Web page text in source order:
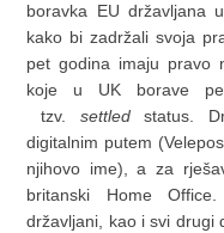
boravka EU državljana
kako bi zadržali svoja
pet godina imaju pravo
koje u UK borave
tzv. settledstatus.
digitalnim putem
njihovo ime), a za
britanski Home
državljani, kao i svi drugi